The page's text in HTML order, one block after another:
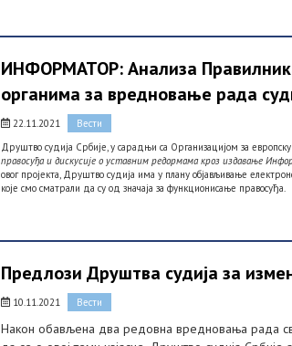
ИНФОРМАТОР: Aнализа
органима за вредновање рада
22.11.2021
Вести
Друштво судија Србије, у сарадњи са Организацијом за
правосуђа и дискусије о уставним редормама кроз издавање
овог пројекта, Друштво судија има у плану објављивање
које смо сматрали да су од значаја за функционисање правосуђа.
Предлози Друштва судија за
10.11.2021 Вести
Након обављена два редовна вредновања рада